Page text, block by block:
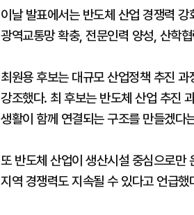
이날 발표에서는 반도체 산업 경쟁력
광역교통망 확충, 전문인력 양성, 산학
최원용 후보는 대규모 산업정책 추진
강조했다. 최 후보는 반도체 산업 추진
생활이 함께 연결되는 구조를 만들겠다
또 반도체 산업이 생산시설 중심으로만
지역 경쟁력도 지속될 수 있다고 언급했